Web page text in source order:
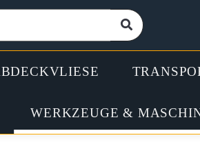
WERKZEUGE &